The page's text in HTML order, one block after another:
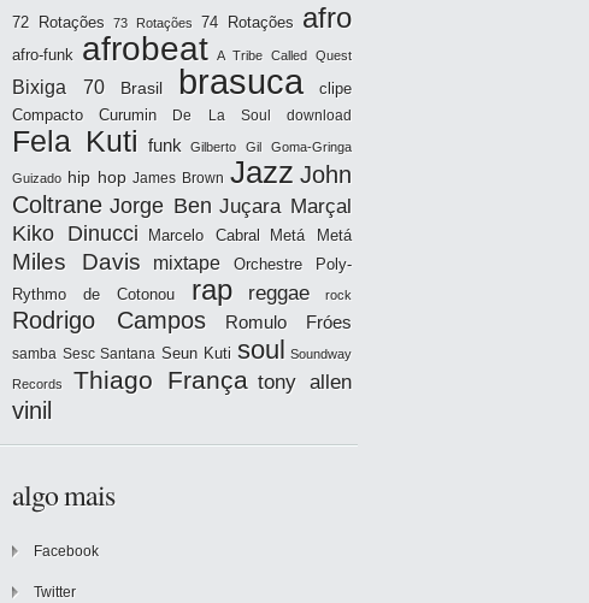
72 Rotações 73 Rotações 74 Rotações afro
afro-funk afrobeat A Tribe Called Quest
Bixiga 70 Brasil brasuca
clipe
Compacto
Curumin De La Soul download
Fela Kuti funk Gilberto Gil Goma-Gringa
Guizado hip hop James Brown Jazz John
Coltrane Jorge Ben Juçara Marçal
Kiko Dinucci Marcelo Cabral Metá Metá
Miles Davis mixtape
Orchestre Poly-
Rythmo de Cotonou
rap reggae rock
Rodrigo Campos Romulo Fróes
samba Sesc Santana Seun Kuti soul Soundway
Records Thiago França tony allen
vinil
algo mais
Facebook
Twitter